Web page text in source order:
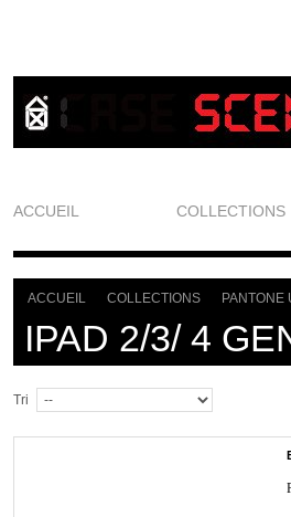
ACCUEIL COLLECTIONS
ACCUEIL COLLECTIONS PANTONE
IPAD 2/3/ 4
Tri